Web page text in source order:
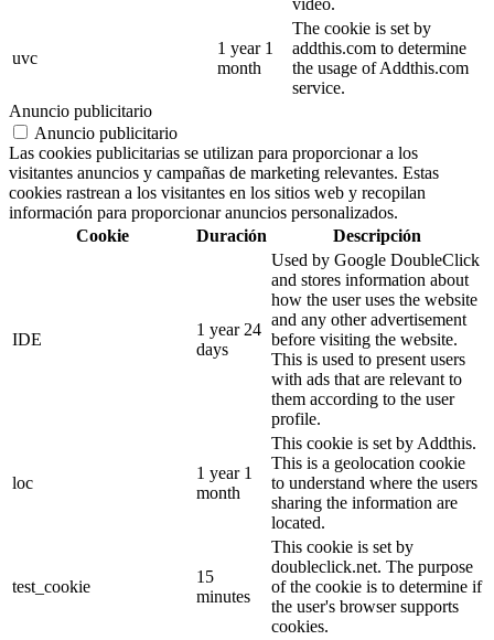
video.
uvc
1 year 1
month
The cookie is set by
addthis.com to determine
the usage of Addthis.com
service.
Anuncio publicitario
Anuncio publicitario
Las cookies publicitarias se utilizan para proporcionar a los
visitantes anuncios y campañas de marketing relevantes. Estas
cookies rastrean a los visitantes en los sitios web y recopilan
información para proporcionar anuncios personalizados.
Cookie
Duración Descripción
IDE
1 year 24
days
Used by Google DoubleClick
and stores information about
how the user uses the website
and any other advertisement
before visiting the website.
This is used to present users
with ads that are relevant to
them according to the user
profile.
loc
1 year 1
month
This cookie is set by Addthis.
This is a geolocation cookie
to understand where the users
sharing the information are
located.
test_cookie
15
minutes
This cookie is set by
doubleclick.net. The purpose
of the cookie is to determine if
the user's browser supports
cookies.